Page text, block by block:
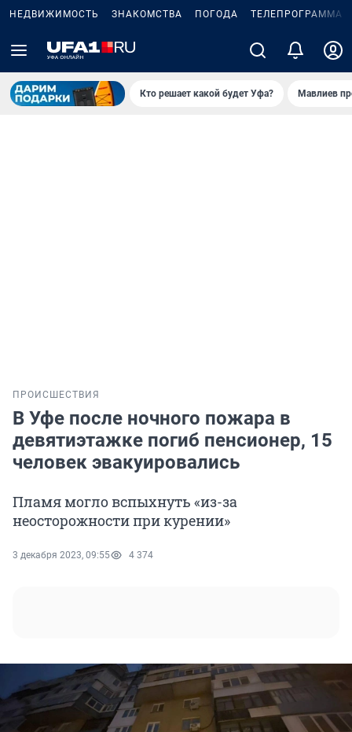
НЕДВИЖИМОСТЬ ЗНАКОМСТВА ПОГОДА ТЕЛЕПРОГРАММА
Кто решает какой будет Уфа? Мавлиев
ПРОИСШЕСТВИЯ
В Уфе после ночного пожара в
девятиэтажке погиб пенсионер, 15
человек эвакуировались
Пламя могло вспыхнуть «из-за
неосторожности при курении»
3 декабря 2023, 09:55 4 374